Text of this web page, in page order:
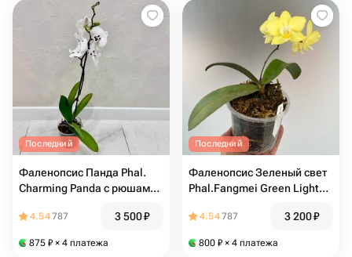
Последний
Фаленопсис Панда Phal.
Charming Panda с рюшами
4.54787 3 500₽
875 ₽ × 4 платежа
Последний
Фаленопсис Зеленый свет
Phal.Fangmei Green Light
4.54787 3 200₽
800 ₽ × 4 платежа